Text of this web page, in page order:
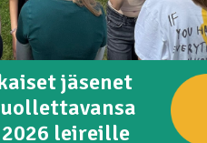
jäsenet
leireille